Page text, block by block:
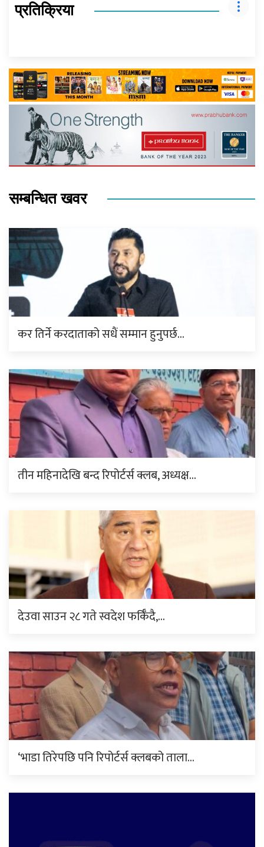
प्रतिक्रिया
सम्बन्धित खवर
कर तिर्ने करदाताको सधैं सम्मान हुनुपर्छ…
तीन महिनादेखि बन्द रिपोर्टर्स क्लब, अध्यक्ष…
देउवा साउन २८ गते स्वदेश फर्किँदै,…
‘भाडा तिरेपछि पनि रिपोर्टर्स क्लबको ताला…